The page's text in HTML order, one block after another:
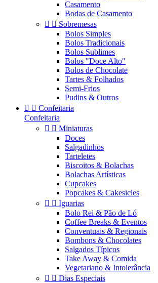
Casamento
Bodas de Casamento
  Sobremesas
Bolos Simples
Bolos Tradicionais
Bolos Sublimes
Bolos "Doce Alto"
Bolos de Chocolate
Tartes & Folhados
Semi-Frios
Pudins & Outros
  Confeitaria
Confeitaria
  Miniaturas
Doces
Salgadinhos
Tarteletes
Biscoitos & Bolachas
Bolachas Artísticas
Cupcakes
Popcakes & Cakesicles
  Iguarias
Bolo Rei & Pão de Ló
Coffee Breaks & Eventos
Conventuais & Regionais
Bombons & Chocolates
Salgados Típicos
Take Away & Comida
Vegetariano & Intolerância
  Dias Especiais